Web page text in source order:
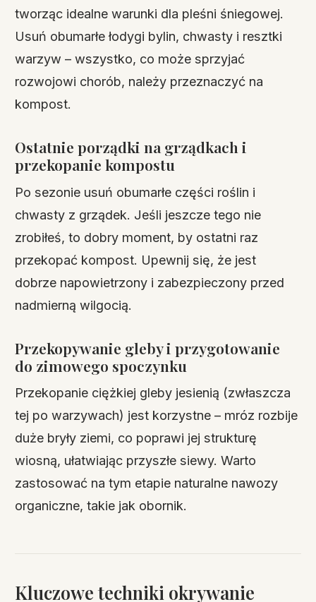
tworząc idealne warunki dla pleśni śniegowej.
Usuń obumarłe łodygi bylin, chwasty i resztki
warzyw – wszystko, co może sprzyjać
rozwojowi chorób, należy przeznaczyć na
kompost.
Ostatnie porządki na grządkach i
przekopanie kompostu
Po sezonie usuń obumarłe części roślin i
chwasty z grządek. Jeśli jeszcze tego nie
zrobiłeś, to dobry moment, by ostatni raz
przekopać kompost. Upewnij się, że jest
dobrze napowietrzony i zabezpieczony przed
nadmierną wilgocią.
Przekopywanie gleby i przygotowanie
do zimowego spoczynku
Przekopanie ciężkiej gleby jesienią (zwłaszcza
tej po warzywach) jest korzystne – mróz rozbije
duże bryły ziemi, co poprawi jej strukturę
wiosną, ułatwiając przyszłe siewy. Warto
zastosować na tym etapie naturalne nawozy
organiczne, takie jak obornik.
Kluczowe techniki okrywanie